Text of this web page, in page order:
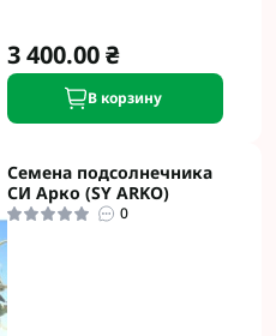
3 400.00 ₴
В корзину
Семена подсолнечника
СИ Арко (SY ARKO)
0